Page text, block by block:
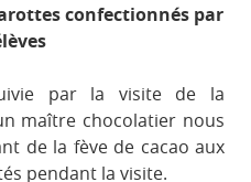
confectionnés par
par la visite de la
maître chocolatier nous
de la fève de cacao aux
pendant la visite.